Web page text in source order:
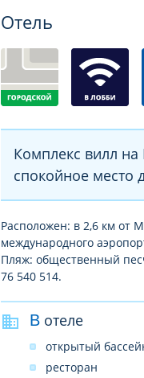
Отель
Комплекс вилл на
спокойное место
Расположен: в 2,6 км от
международного
Пляж: общественный
76 540 514.
В отеле
открытый
ресторан